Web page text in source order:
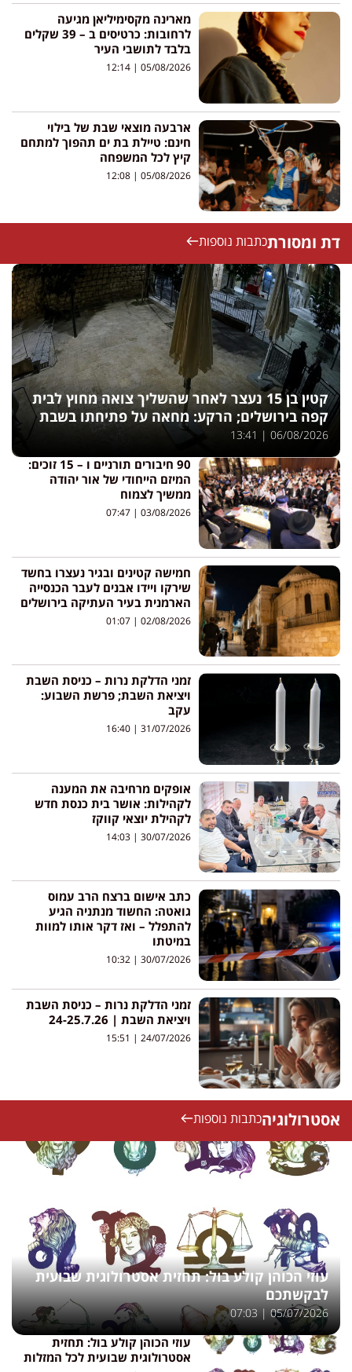
מארינה מקסימיליאן מגיעה
לרחובות: כרטיסים ב – 39 שקלים
בלבד לתושבי העיר
05/08/2026
ארבעה מוצאי שבת של בילוי
חינם: טיילת בת ים תהפוך למתחם
קיץ לכל המשפחה
05/08/2026
דת ומסורתכתבות נוספות
קטין בן 15 נעצר לאחר שהשליך צואה מחוץ לבית
קפה בירושלים; הרקע: מחאה על פתיחתו בשבת
06/08/2026
90 חיבורים תורניים ו – 15 זוכים:
המיזם הייחודי של אור יהודה
ממשיך לצמוח
03/08/2026
חמישה קטינים ובגיר נעצרו בחשד
שירקו ויידו אבנים לעבר הכנסייה
הארמנית בעיר העתיקה בירושלים
02/08/2026
זמני הדלקת נרות – כניסת השבת
ויציאת השבת; פרשת השבוע:
עקב
31/07/2026
אופקים מרחיבה את המענה
לקהילות: אושר בית כנסת חדש
לקהילת יוצאי קווקז
30/07/2026
כתב אישום ברצח הרב עמוס
גואטה: החשוד מנתניה הגיע
להתפלל – ואז דקר אותו למוות
במיטתו
30/07/2026
זמני הדלקת נרות – כניסת השבת
ויציאת השבת | 24-25.7.26
24/07/2026
אסטרולוגיהכתבות נוספות
עוזי הכוהן קולע בול: תחזית אסטרולוגית שבועית
לבקשתכם
05/07/2026
07:03
עוזי הכוהן קולע בול: תחזית
אסטרולוגית שבועית לכל המזלות